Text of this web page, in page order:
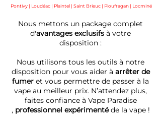
Pontivy | Loudéac | Plaintel | Saint Brieuc | Ploufragan | Locminé
Nous mettons un package complet
d'avantages exclusifs à votre
disposition :
Nous utilisons tous les outils à notre
disposition pour vous aider à arrêter de
fumer et vous permettre de passer à la
vape au meilleur prix. N’attendez plus,
faites confiance à Vape Paradise
, professionnel expérimentéde la vape !